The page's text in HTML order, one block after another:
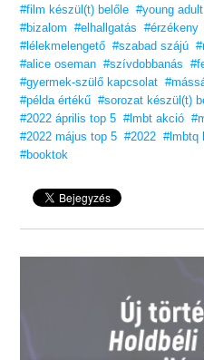
#film készül(t) belőle #young adult
#bizalom
#elhallgatás #érzékeny
#lélekmelengető #szabad szájú
#alice oseman #szívdobbanás
#gyermek-szülő kapcsolat
#példa értékű #sorozat készül(t)
#2022 április top 5 #lmbt akció
#2022 május top 5 #2022 #lmbtq
#booktok